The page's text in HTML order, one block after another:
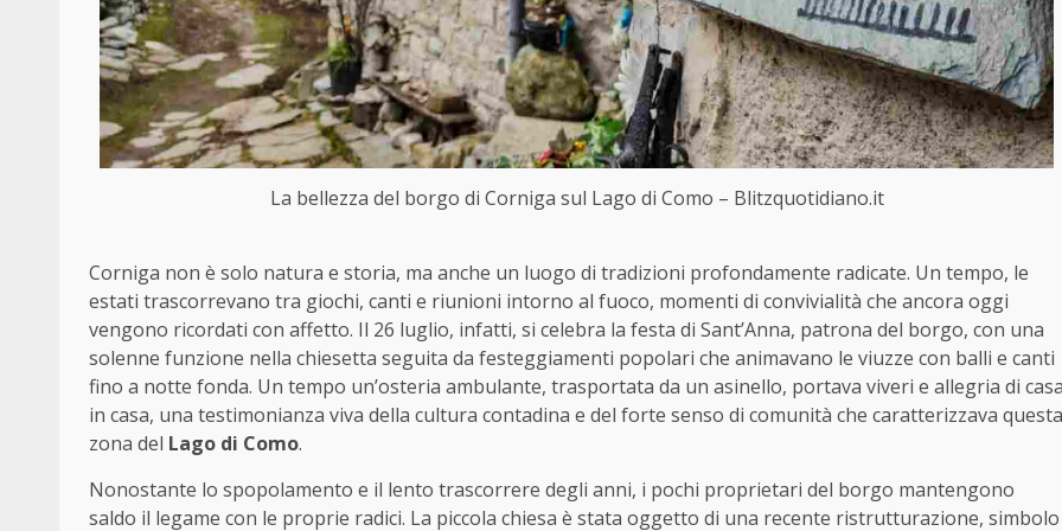
La bellezza del borgo di Corniga sul Lago di Como – Blitzquotidiano.it
Corniga non è solo natura e storia, ma anche un luogo di tradizioni profondamente radicate. Un tempo, le
estati trascorrevano tra giochi, canti e riunioni intorno al fuoco, momenti di convivialità che ancora oggi
vengono ricordati con affetto. Il 26 luglio, infatti, si celebra la festa di Sant’Anna, patrona del borgo, con una
solenne funzione nella chiesetta seguita da festeggiamenti popolari che animavano le viuzze con balli e canti
fino a notte fonda. Un tempo un’osteria ambulante, trasportata da un asinello, portava viveri e allegria di
in casa, una testimonianza viva della cultura contadina e del forte senso di comunità che caratterizzava questa
zona del Lago di Como.
Nonostante lo spopolamento e il lento trascorrere degli anni, i pochi proprietari del borgo mantengono
saldo il legame con le proprie radici. La piccola chiesa è stata oggetto di una recente ristrutturazione, simbolo